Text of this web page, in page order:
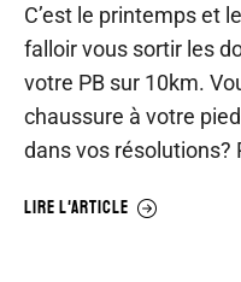
C’est le printemps et
falloir vous sortir les
votre PB sur 10km.
chaussure à votre
dans vos résolutions?
LIRE L'ARTICLE